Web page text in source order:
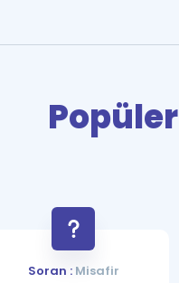
Popüler
Soran :Misafir